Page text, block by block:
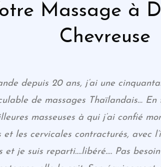
Massage à
Chevreuse
depuis 20 ans, j’ai une
de massages Thaïlandais…
masseuses à qui j’ai confié
et les cervicales contracturés, avec
et je suis reparti….libéré…. Pas